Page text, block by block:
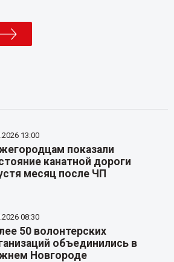
13:00
показали
канатной дороги
месяц после ЧП
08:30
50 волонтерских
объединились в
Новгороде